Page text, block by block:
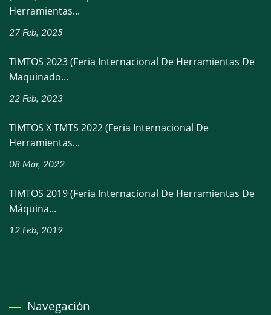
Herramientas...
27 Feb, 2025
TIMTOS 2023 (Feria Internacional De Herramientas De
Maquinado...
22 Feb, 2023
TIMTOS X TMTS 2022 (Feria Internacional De
Herramientas...
08 Mar, 2022
TIMTOS 2019 (Feria Internacional De Herramientas De
Máquina...
12 Feb, 2019
Navegación